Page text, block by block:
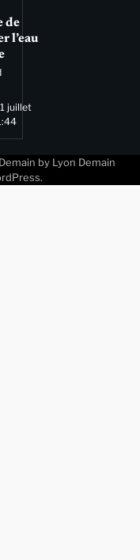
de
l’eau
juillet
by Lyon Demain
.